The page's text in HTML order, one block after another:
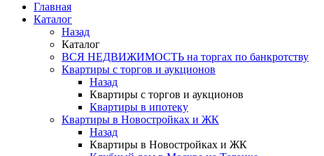
Главная
Каталог
Назад
Каталог
ВСЯ НЕДВИЖИМОСТЬ на торгах по банкротству
Квартиры с торгов и аукционов
Назад
Квартиры с торгов и аукционов
Квартиры в ипотеку
Квартиры в Новостройках и ЖК
Назад
Квартиры в Новостройках и ЖК